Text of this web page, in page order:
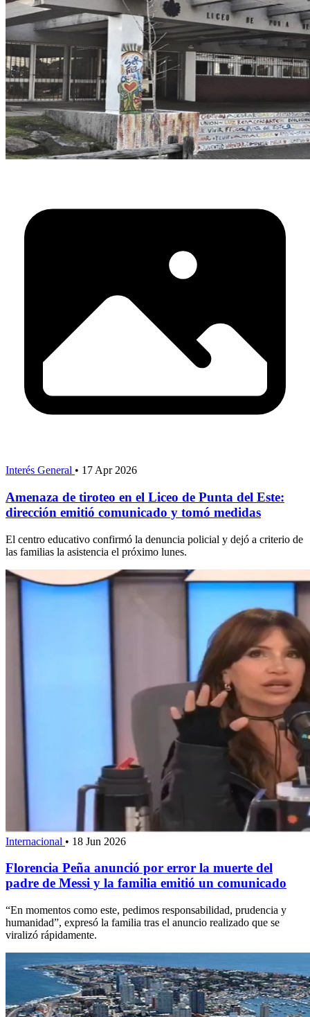
Interés General • 17 Apr 2026
Amenaza de tiroteo en el Liceo de Punta del Este:
dirección emitió comunicado y tomó medidas
El centro educativo confirmó la denuncia policial y dejó a criterio de
las familias la asistencia el próximo lunes.
Internacional • 18 Jun 2026
Florencia Peña anunció por error la muerte del
padre de Messi y la familia emitió un comunicado
“En momentos como este, pedimos responsabilidad, prudencia y
humanidad”, expresó la familia tras el anuncio realizado que se
viralizó rápidamente.